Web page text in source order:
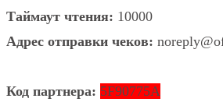
Таймаут чтения: 10000
Адрес отправки чеков:
Код партнера: 5F90775A